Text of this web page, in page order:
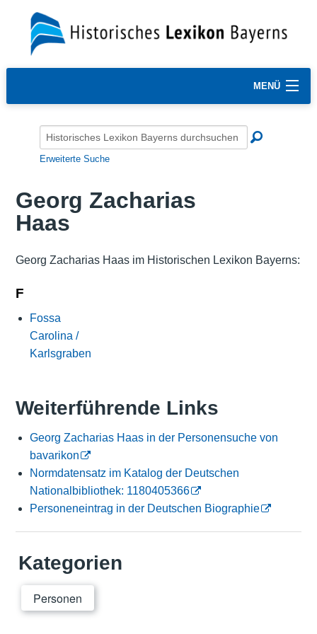
MENÜ
Erweiterte Suche
Georg Zacharias
Haas
Georg Zacharias Haas im Historischen Lexikon Bayerns:
F
Fossa
Carolina /
Karlsgraben
Weiterführende Links
Georg Zacharias Haas in der Personensuche von
bavarikon
Normdatensatz im Katalog der Deutschen
Nationalbibliothek: 1180405366
Personeneintrag in der Deutschen Biographie
Kategorien
Personen